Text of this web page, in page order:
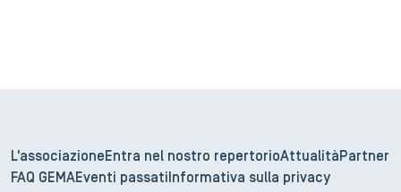
L'associazione Entra nel nostro repertorioAttualità Partner
FAQ GEMAEventi passati Informativa sulla privacy